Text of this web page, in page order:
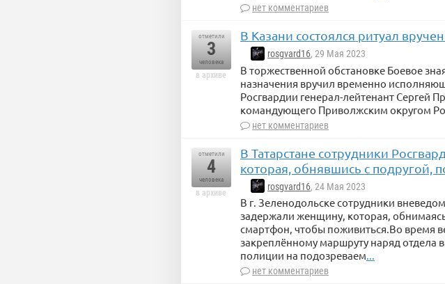
нет комментариев
отметили
3
человека
в архиве
В Казани состоялся ритуал
rosgvard16, 29 Мая 2023
В торжественной обстановке Боевое
назначения вручил временно
Росгвардии генерал-лейтенант Сергей
командующего Приволжским округом
нет комментариев
отметили
4
человека
в архиве
В Татарстане сотрудники
которая, обнявшись с подругой,
rosgvard16, 24 Мая 2023
В г. Зеленодольске сотрудники
задержали женщину, которая,
смартфон, чтобы поживиться.Во время
закреплённому маршруту наряд отдела
полиции на подозреваем...
нет комментариев